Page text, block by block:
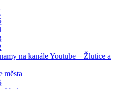
na kanále Youtube – Žlutice a
města